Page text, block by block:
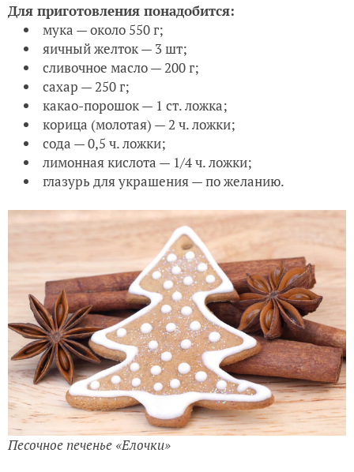
Для приготовления понадобится:
мука — около 550 г;
яичный желток — 3 шт;
сливочное масло — 200 г;
сахар — 250 г;
какао-порошок — 1 ст. ложка;
корица (молотая) — 2 ч. ложки;
сода — 0,5 ч. ложки;
лимонная кислота — 1/4 ч. ложки;
глазурь для украшения — по желанию.
Песочное печенье «Елочки»